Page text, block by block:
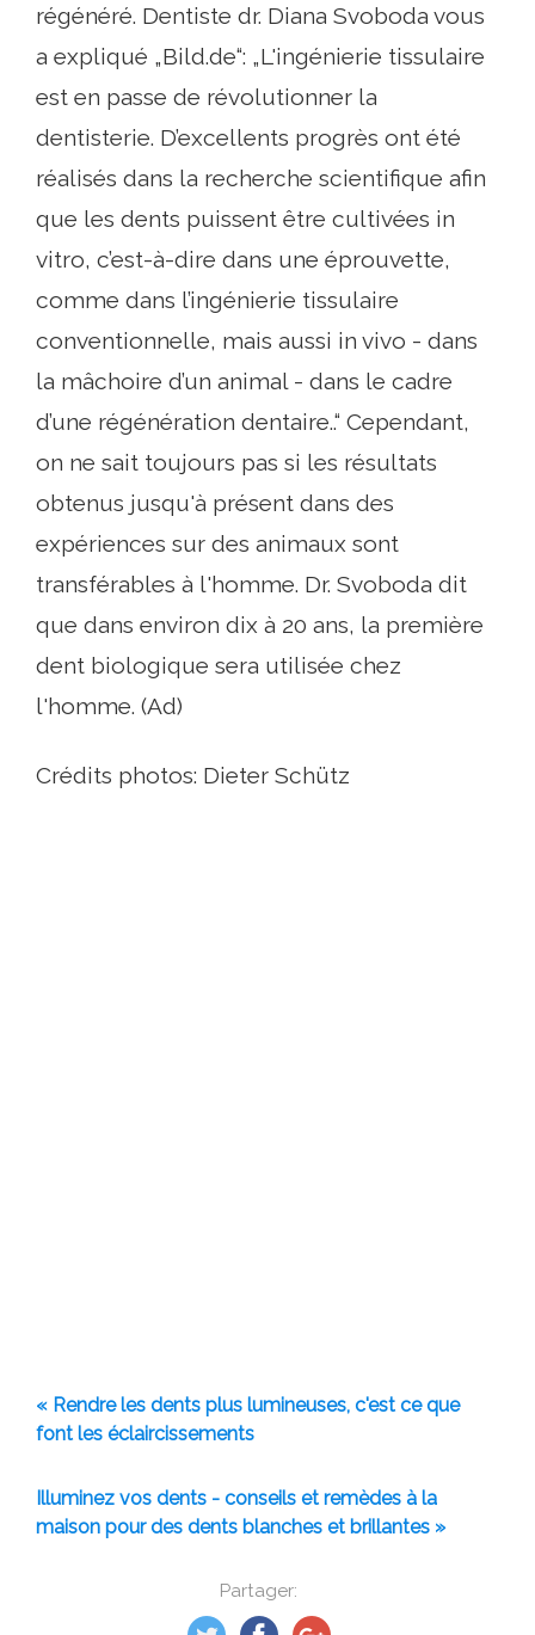
Partager:
régénéré. Dentiste dr. Diana Svoboda vous
a expliqué „Bild.de“: „L'ingénierie tissulaire
est en passe de révolutionner la
dentisterie. D’excellents progrès ont été
réalisés dans la recherche scientifique afin
que les dents puissent être cultivées in
vitro, c’est-à-dire dans une éprouvette,
comme dans l’ingénierie tissulaire
conventionnelle, mais aussi in vivo - dans
la mâchoire d’un animal - dans le cadre
d’une régénération dentaire..“ Cependant,
on ne sait toujours pas si les résultats
obtenus jusqu'à présent dans des
expériences sur des animaux sont
transférables à l'homme. Dr. Svoboda dit
que dans environ dix à 20 ans, la première
dent biologique sera utilisée chez
l'homme. (Ad)
Crédits photos: Dieter Schütz
« Rendre les dents plus lumineuses, c'est ce que
font les éclaircissements
Illuminez vos dents - conseils et remèdes à la
maison pour des dents blanches et brillantes »